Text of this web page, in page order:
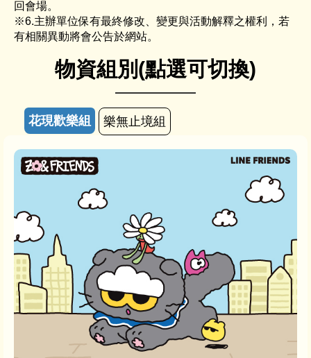
回會場。
※6.主辦單位保有最終修改、變更與活動解釋之權利，若
有相關異動將會公告於網站。
物資組別(點選可切換)
花現歡樂組 樂無止境組